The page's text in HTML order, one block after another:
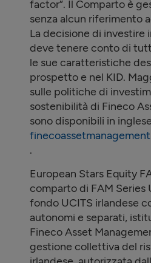
factor”. Il Comparto è
senza alcun riferimento
La decisione di
deve tenere conto di
le sue caratteristiche
prospetto e nel KID.
sulle politiche di
sostenibilità di Fineco
sono disponibili in
.
European Stars Equity
comparto di FAM Series
fondo UCITS irlandese
autonomi e separati,
Fineco Asset
gestione collettiva del